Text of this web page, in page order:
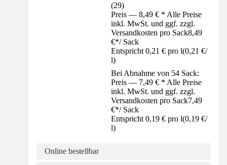
(29)
Preis — 8,49 € * Alle Preise
inkl. MwSt. und ggf. zzgl.
Versandkosten pro Sack8,49
€*/ Sack
Entspricht 0,21 € pro l(0,21 €/
l)
Bei Abnahme von 54 Sack:
Preis — 7,49 € * Alle Preise
inkl. MwSt. und ggf. zzgl.
Versandkosten pro Sack7,49
€*/ Sack
Entspricht 0,19 € pro l(0,19 €/
l)
Online bestellbar